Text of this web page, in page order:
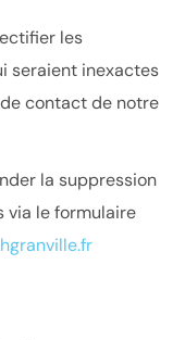
les
seraient inexactes
contact de notre
la suppression
via le formulaire